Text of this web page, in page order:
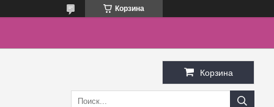
Корзина
Корзина